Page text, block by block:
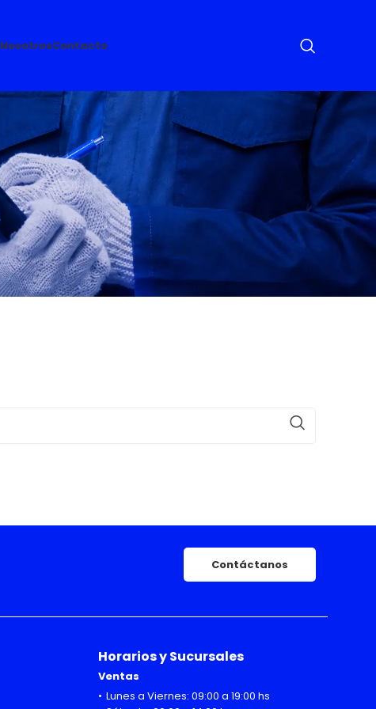
NosotrosContacto
Contáctanos
Horarios y Sucursales
Ventas
Lunes a Viernes: 09:00 a 19:00 hs